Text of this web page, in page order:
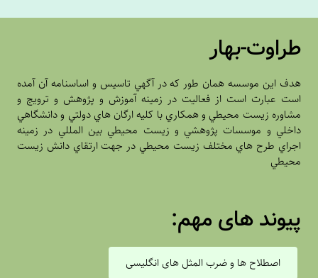
طراوت-بهار
هدف اين موسسه همان طور که در آگهي تاسيس و اساسنامه آن آمده
است عبارت است از فعاليت در زمينه آموزش و پژوهش و ترويج و
مشاوره زيست محيطي و همکاري با کليه ارگان هاي دولتي و دانشگاهي
داخلي و موسسات پژوهشي و زيست محيطي بين المللي در زمينه
اجراي طرح هاي مختلف زيست محيطي در جهت ارتقاي دانش زيست
محيطي
پیوند های مهم:
اصطلاح ها و ضرب المثل های انگلیسی